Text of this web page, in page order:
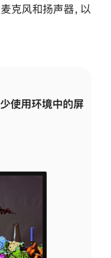
克风和扬声器，以
使用环境中的屏